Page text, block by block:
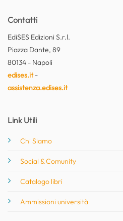
Contatti
EdiSES Edizioni S.r.l.
Piazza Dante, 89
80134 - Napoli
edises.it-
assistenza.edises.it
Link Utili
Chi Siamo
Social & Comunity
Catalogo libri
Ammissioni università